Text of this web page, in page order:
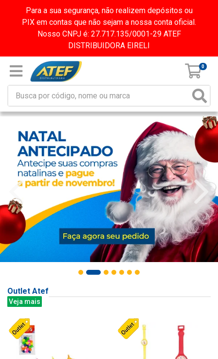
Para a sua segurança, não realizem depósitos ou
PIX em contas que não sejam a nossa conta oficial.
Nosso CNPJ é: 27.717.135/0001-29 ATEF
DISTRIBUIDORA EIRELI
0
Outlet Atef
Veja mais